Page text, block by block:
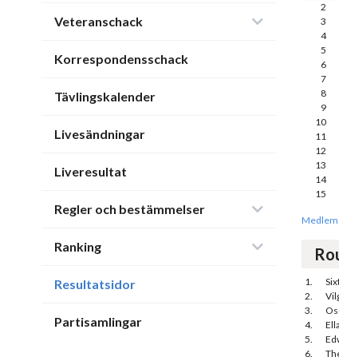
Veteranschack
Korrespondensschack
Tävlingskalender
Livesändningar
Liveresultat
Regler och bestämmelser
Ranking
Resultatsidor
Partisamlingar
2
3
4
5
6
7
8
9
10
11
12
13
14
15
1.
2.
3.
4.
5.
6.